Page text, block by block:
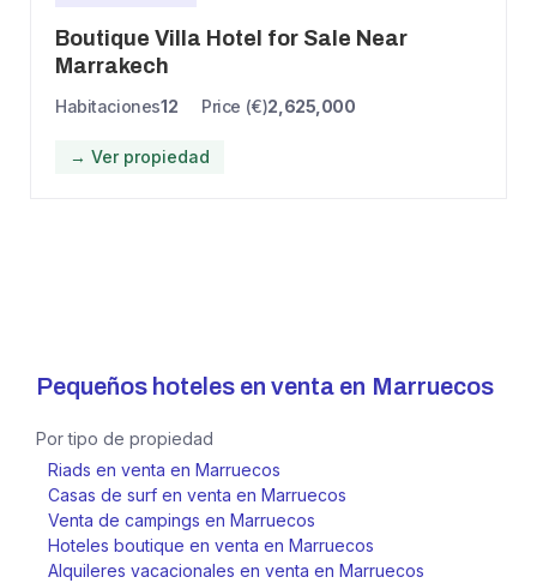
Boutique Villa Hotel for Sale Near
Marrakech
Habitaciones12 Price (€)2,625,000
→ Ver propiedad
Pequeños hoteles en venta en Marruecos
Por tipo de propiedad
Riads en venta en Marruecos
Casas de surf en venta en Marruecos
Venta de campings en Marruecos
Hoteles boutique en venta en Marruecos
Alquileres vacacionales en venta en Marruecos